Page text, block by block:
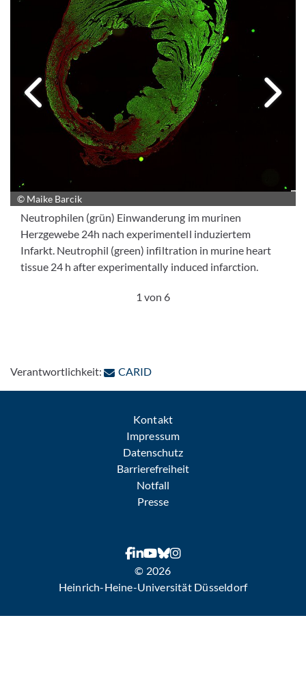
Nächstes
© Maike Barcik
Neutrophilen (grün) Einwanderung im murinen
Herzgewebe 24h nach experimentell induziertem
Infarkt. Neutrophil (green) infiltration in murine heart
tissue 24 h after experimentally induced infarction.
© Dr. Susanne Pfeiler
© Klinik für Kardiologie, Pneumologie und Angiologie, UKD
© Klinik für Kardiologie, Pneumologie und Angiologie, UKD
© Klinik für Kardiologie, Pneumologie und Angiologie, UKD
© Dr. Alexander Lang
1 von 6
Verantwortlichkeit: CARID: Per E-Mail kontaktieren
Kontakt
Impressum
Datenschutz
Barrierefreiheit
Notfall
Presse
© 2026
Heinrich-Heine-Universität Düsseldorf